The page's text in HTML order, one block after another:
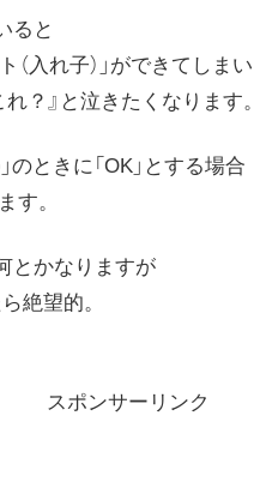
ると
入れ子）」ができてしまい
？』と泣きたくなります。
のときに「OK」とする場合
す。
とかなりますが
絶望的。
スポンサーリンク